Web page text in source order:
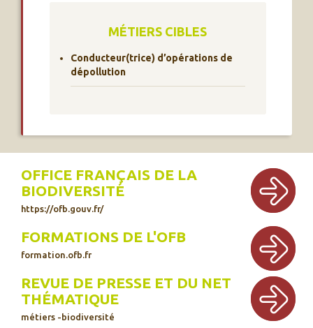
MÉTIERS CIBLES
Conducteur(trice) d’opérations de
dépollution
OFFICE FRANÇAIS DE LA
BIODIVERSITÉ
https://ofb.gouv.fr/
FORMATIONS DE L'OFB
formation.ofb.fr
REVUE DE PRESSE ET DU NET
THÉMATIQUE
métiers -biodiversité